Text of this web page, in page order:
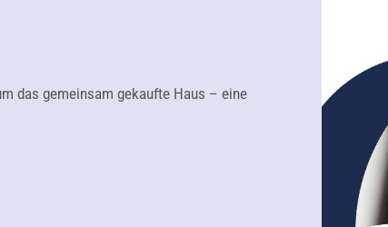
das gemeinsam gekaufte Haus – eine